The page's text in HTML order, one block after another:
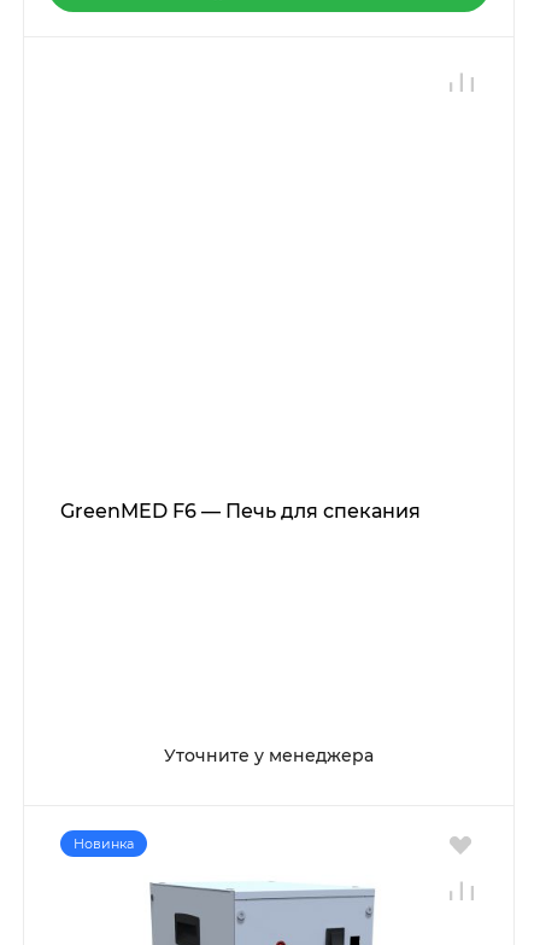
GreenMED F6 — Печь для спекания
Уточните у менеджера
Новинка